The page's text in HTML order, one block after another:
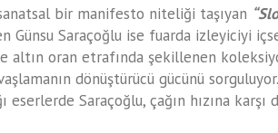
bir manifesto niteliği taşıyan
Günsu Saraçoğlu ise fuarda izleyiciyi
altın oran etrafında şekillenen
dönüştürücü gücünü
Saraçoğlu, çağın hızına